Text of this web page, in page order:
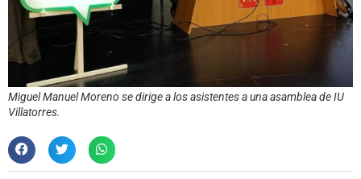
Miguel Manuel Moreno se dirige a los asistentes a una asamblea de IU
Villatorres.